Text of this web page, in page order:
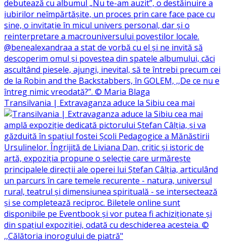
Transilvania | Extravaganza aduce la Sibiu cea mai